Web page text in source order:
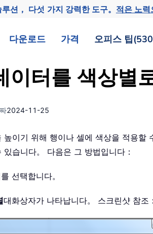
션， 다섯 가지 강력한 도구。적은 노
다운로드 가격 오피스 팁
이터를 색상별
2024-11-25
이기 위해 행이나 셀에 색상을 적용
습니다。 다음은 그 방법입니다：
선택합니다。
대화상자가 나타납니다。 스크린샷 참조：